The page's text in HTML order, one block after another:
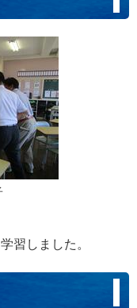
習しました。